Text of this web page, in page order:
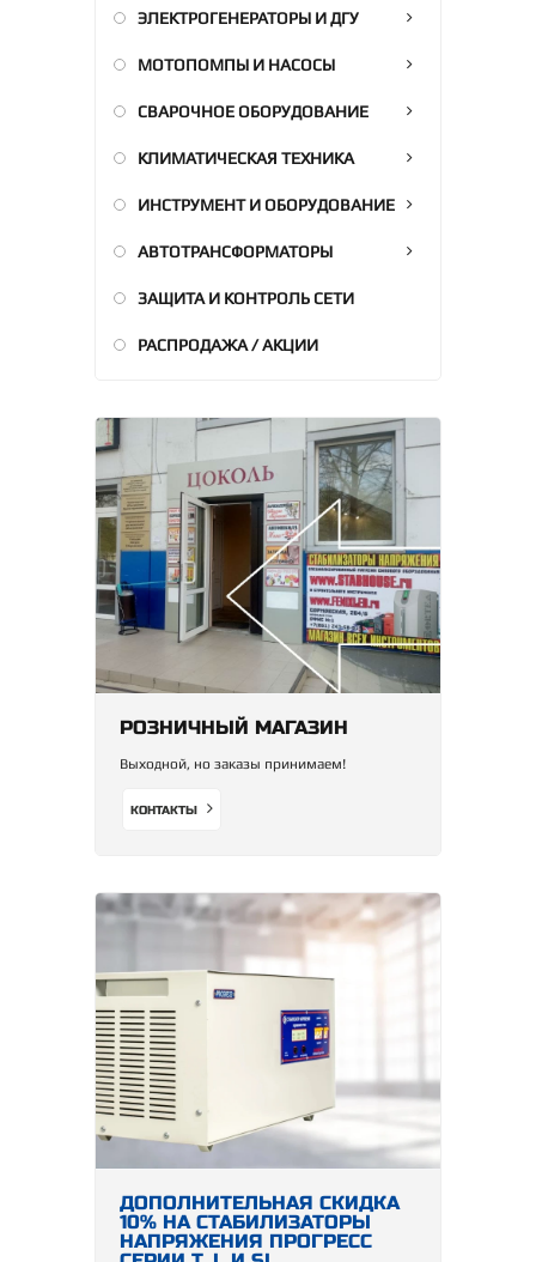
ЭЛЕКТРОГЕНЕРАТОРЫ И ДГУ
МОТОПОМПЫ И НАСОСЫ
СВАРОЧНОЕ ОБОРУДОВАНИЕ
КЛИМАТИЧЕСКАЯ ТЕХНИКА
ИНСТРУМЕНТ И ОБОРУДОВАНИЕ
АВТОТРАНСФОРМАТОРЫ
ЗАЩИТА И КОНТРОЛЬ СЕТИ
РАСПРОДАЖА / АКЦИИ
РОЗНИЧНЫЙ МАГАЗИН
Выходной, но заказы принимаем!
КОНТАКТЫ
ДОПОЛНИТЕЛЬНАЯ СКИДКА
10% НА СТАБИЛИЗАТОРЫ
НАПРЯЖЕНИЯ ПРОГРЕСС